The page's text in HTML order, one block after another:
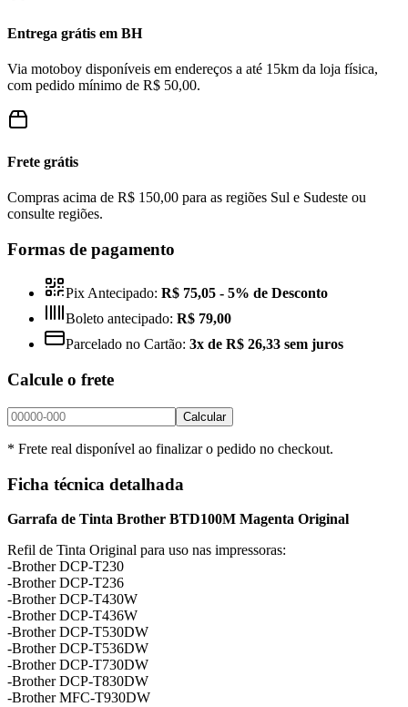
Entrega grátis em BH
Via motoboy disponíveis em endereços a até 15km da loja física,
com pedido mínimo de R$ 50,00.
Frete grátis
Compras acima de R$ 150,00 para as regiões Sul e Sudeste ou
consulte regiões.
Formas de pagamento
Pix Antecipado: R$ 75,05 - 5% de Desconto
Boleto antecipado: R$ 79,00
Parcelado no Cartão: 3x de R$ 26,33 sem juros
Calcule o frete
Calcular
* Frete real disponível ao finalizar o pedido no checkout.
Ficha técnica detalhada
Garrafa de Tinta Brother BTD100M Magenta Original
Refil de Tinta Original para uso nas impressoras:
-Brother DCP-T230
-Brother DCP-T236
-Brother DCP-T430W
-Brother DCP-T436W
-Brother DCP-T530DW
-Brother DCP-T536DW
-Brother DCP-T730DW
-Brother DCP-T830DW
-Brother MFC-T930DW